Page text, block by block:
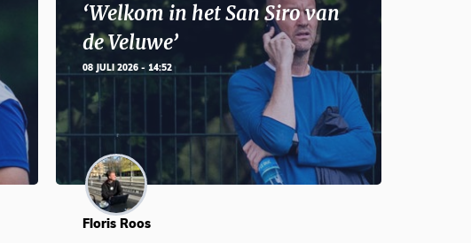
‘Welkom in het San Siro van
de Veluwe’
08 JULI 2026 - 14:52
Floris Roos